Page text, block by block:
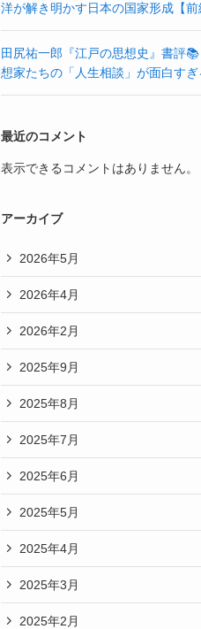
洋が解き明かす日本の国家形成【前
田尻祐一郎『江戸の思想史』書評
想家たちの「人生相談」が面白すぎ
最近のコメント
表示できるコメントはありません。
アーカイブ
2026年5月
2026年4月
2026年2月
2025年9月
2025年8月
2025年7月
2025年6月
2025年5月
2025年4月
2025年3月
2025年2月